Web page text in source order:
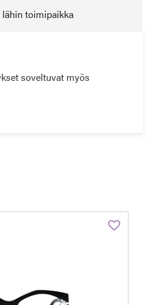
lähin toimipaikka
soveltuvat myös